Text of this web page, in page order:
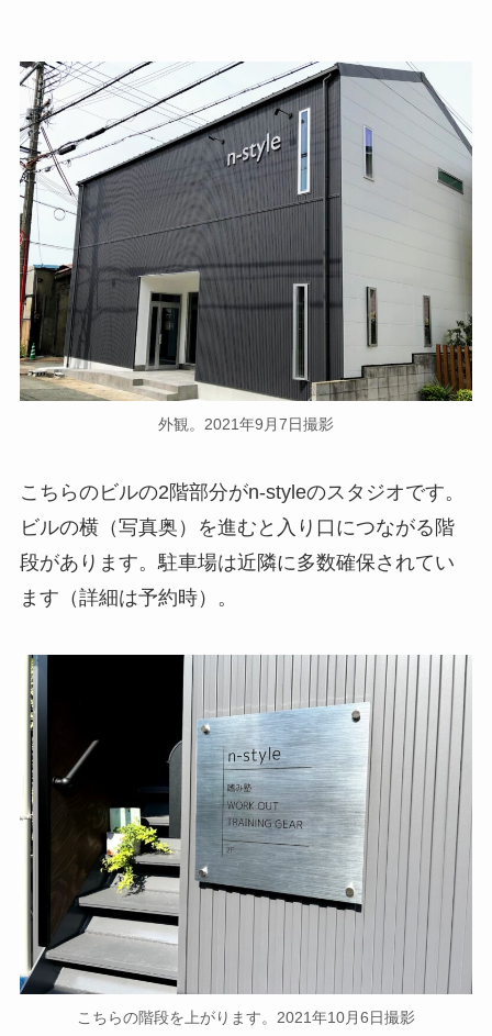
外観。2021年9月7日撮影
こちらのビルの2階部分がn-styleのスタジオです。
ビルの横（写真奥）を進むと入り口につながる階
段があります。駐車場は近隣に多数確保されてい
ます（詳細は予約時）。
こちらの階段を上がります。2021年10月6日撮影